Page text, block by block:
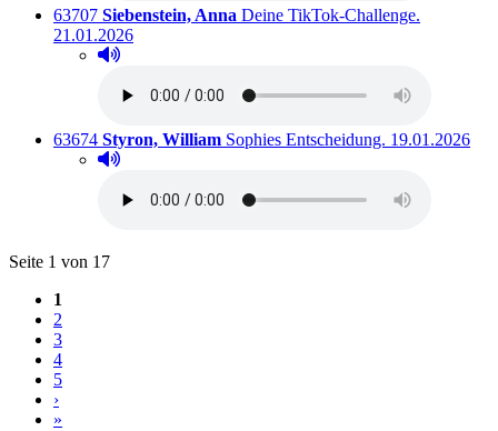
Titelnummer:
63707 von
Siebenstein, Anna Deine TikTok-Challenge.
21.01.2026
Hörprobe abspielen
Hörprobe von Deine TikTok-Challenge.
Titelnummer:
63674 von
Styron, William: Sophies Entscheidung. Ausleihbar seit
19.01.2026
Hörprobe abspielen
Hörprobe von Sophies Entscheidung.
Blättern
Seite 1 von 17
1
2
3
4
5
›
»